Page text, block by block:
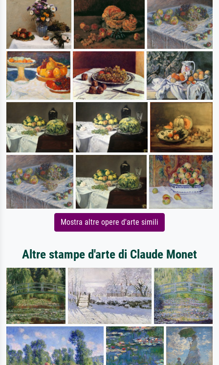
Mostra altre opere d'arte simili
Altre stampe d'arte di Claude Monet